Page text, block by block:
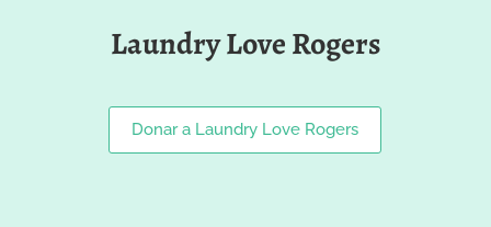
Laundry Love Rogers
Donar a Laundry Love Rogers